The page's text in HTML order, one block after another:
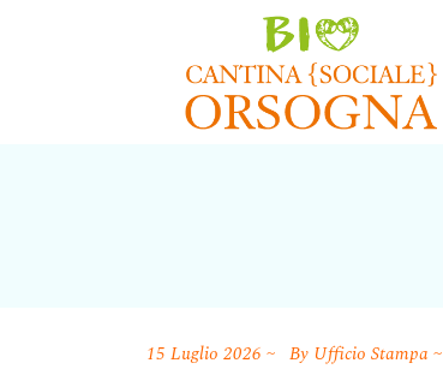
15 Luglio 2026 By Ufficio Stampa